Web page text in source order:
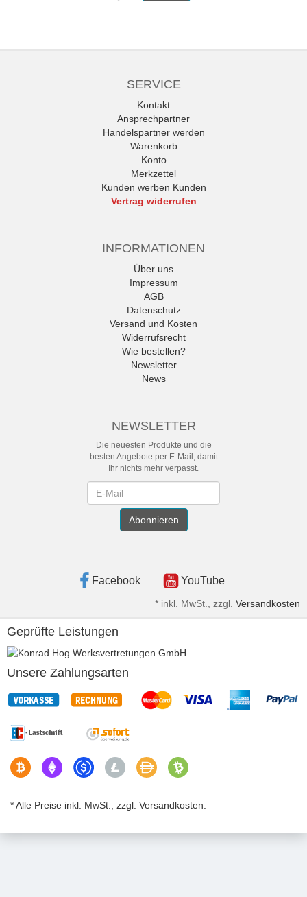
SERVICE
Kontakt
Ansprechpartner
Handelspartner werden
Warenkorb
Konto
Merkzettel
Kunden werben Kunden
Vertrag widerrufen
INFORMATIONEN
Über uns
Impressum
AGB
Datenschutz
Versand und Kosten
Widerrufsrecht
Wie bestellen?
Newsletter
News
NEWSLETTER
Die neuesten Produkte und die
besten Angebote per E-Mail, damit
Ihr nichts mehr verpasst.
Abonnieren
Facebook YouTube
* inkl. MwSt., zzgl. Versandkosten
Geprüfte Leistungen
Unsere Zahlungsarten
* Alle Preise inkl. MwSt., zzgl. Versandkosten.